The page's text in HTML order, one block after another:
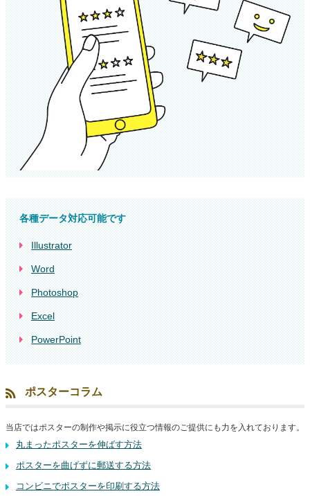
各種データ対応可能です
Illustrator
Word
Photoshop
Excel
PowerPoint
ポスターコラム
当店ではポスターの制作や掲示に役立つ情報のご提供にも力を入れております。
丸まったポスターを伸ばす方法
ポスターを曲げずに郵送する方法
コンビニでポスターを印刷する方法